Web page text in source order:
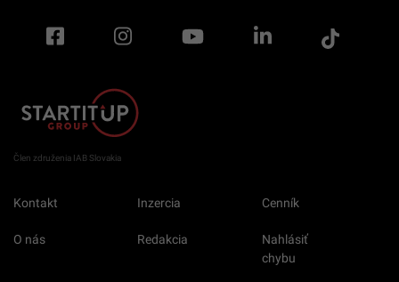
Člen združenia IAB Slovakia
Kontakt Inzercia Cenník
O nás Redakcia
Nahlásiť
chybu